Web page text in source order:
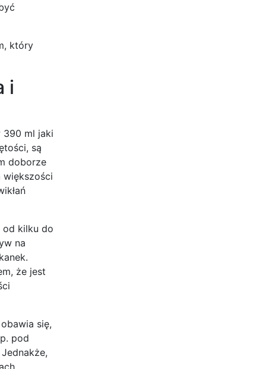
który
i
390 ml jaki
są
doborze
większości
od kilku do
na
że jest
się,
pod